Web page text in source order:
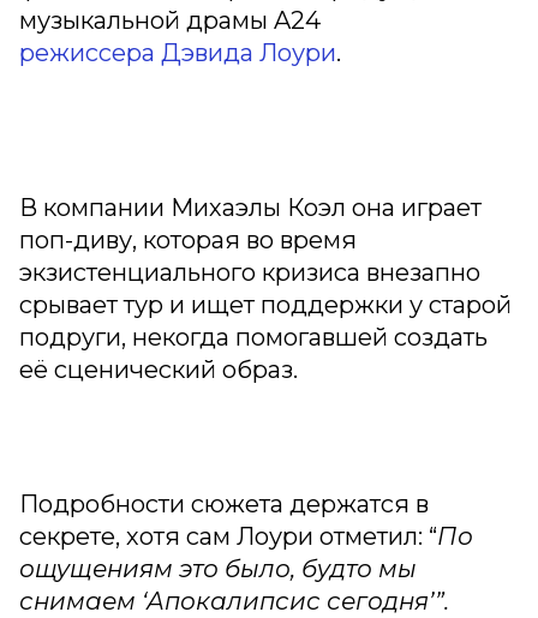
музыкальной драмы A24
режиссера Дэвида Лоури.
В компании Михаэлы Коэл она играет
поп-диву, которая во время
экзистенциального кризиса внезапно
срывает тур и ищет поддержки у старой
подруги, некогда помогавшей создать
её сценический образ.
Подробности сюжета держатся в
секрете, хотя сам Лоури отметил: “По
ощущениям это было, будто мы
снимаем ‘Апокалипсис сегодня’”.